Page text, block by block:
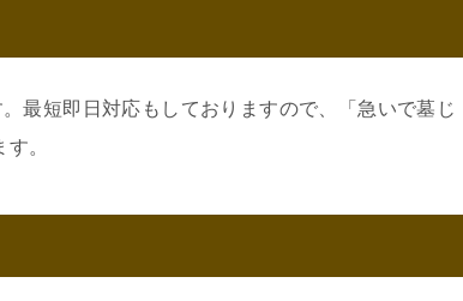
最短即日対応もしておりますので、「急いで墓じ
。